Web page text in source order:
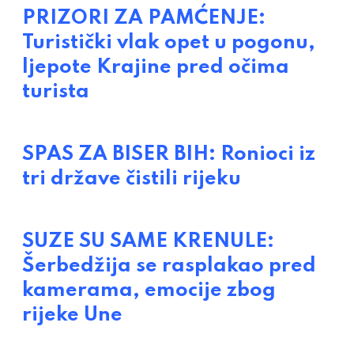
PRIZORI ZA PAMĆENJE:
Turistički vlak opet u pogonu,
ljepote Krajine pred očima
turista
SPAS ZA BISER BIH: Ronioci iz
tri države čistili rijeku
SUZE SU SAME KRENULE:
Šerbedžija se rasplakao pred
kamerama, emocije zbog
rijeke Une